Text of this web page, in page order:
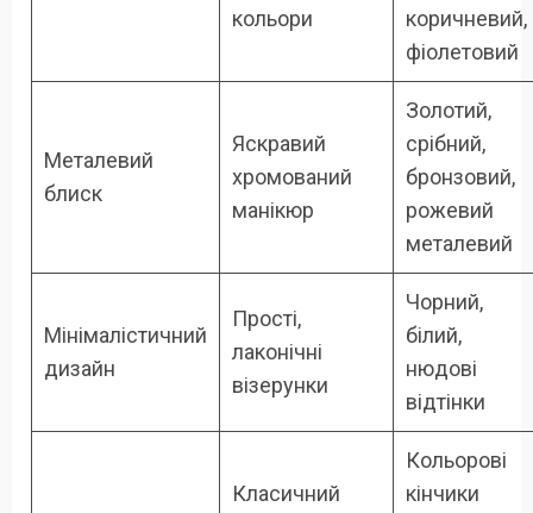
кольори
коричневий,
фіолетовий
Металевий
блиск
Яскравий
хромований
манікюр
Золотий,
срібний,
бронзовий,
рожевий
металевий
Мінімалістичний
дизайн
Прості,
лаконічні
візерунки
Чорний,
білий,
нюдові
відтінки
Класичний
Кольорові
кінчики